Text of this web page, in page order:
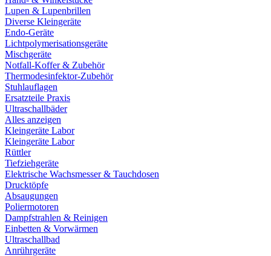
Lupen & Lupenbrillen
Diverse Kleingeräte
Endo-Geräte
Lichtpolymerisationsgeräte
Mischgeräte
Notfall-Koffer & Zubehör
Thermodesinfektor-Zubehör
Stuhlauflagen
Ersatzteile Praxis
Ultraschallbäder
Alles anzeigen
Kleingeräte Labor
Kleingeräte Labor
Rüttler
Tiefziehgeräte
Elektrische Wachsmesser & Tauchdosen
Drucktöpfe
Absaugungen
Poliermotoren
Dampfstrahlen & Reinigen
Einbetten & Vorwärmen
Ultraschallbad
Anrührgeräte